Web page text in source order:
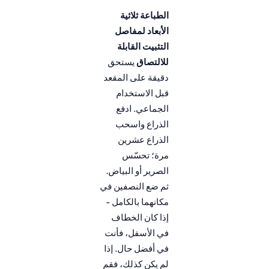
الطباعة ثلاثية
الأبعاد لمفاصل
التثبيت القابلة
للالتصاق يستحق
دقيقة على المقعد
قبل الاستخدام
الجماعي. ادفع
الذراع واسحب
الذراع عشرين
مرة؛ تحسّس
الصرير أو البياض.
ثم ضع النصفين في
مكانهما بالكامل -
إذا كان الخطاف
في الأسفل، فأنت
في أفضل حال. إذا
لم يكن كذلك، فقم